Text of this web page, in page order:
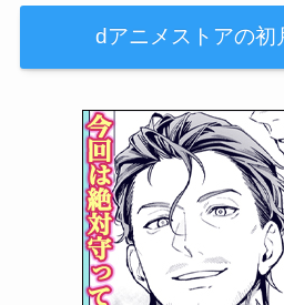
dアニメストアの初